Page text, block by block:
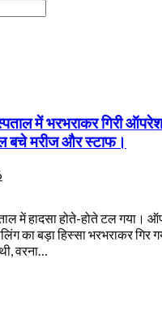
में भरभराकर गिरी
बचे मरीज और स्टाफ।
में हादसा होते-होते टल गया।
का बड़ा हिस्सा भरभराकर गिर
वरना…